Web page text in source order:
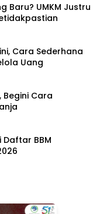
Baru? UMKM Justru
Cara Sederhana
Uang
Begini Cara
Daftar BBM